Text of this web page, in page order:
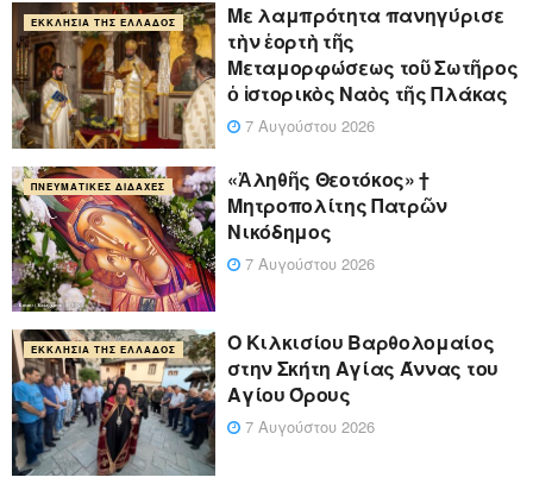
ΕΚΚΛΗΣΊΑ ΤΗΣ ΕΛΛΆΔΟΣ
Με λαμπρότητα πανηγύρισε
τὴν ἑορτὴ τῆς
Μεταμορφώσεως τοῦ Σωτῆρος
ὁ ἱστορικὸς Ναὸς τῆς Πλάκας
7 Αυγούστου 2026
ΠΝΕΥΜΑΤΙΚΈΣ ΔΙΔΑΧΈΣ
«Ἀληθῆς Θεοτόκος» †
Μητροπολίτης Πατρῶν
Νικόδημος
7 Αυγούστου 2026
ΕΚΚΛΗΣΊΑ ΤΗΣ ΕΛΛΆΔΟΣ
Ο Κιλκισίου Βαρθολομαίος
στην Σκήτη Αγίας Άννας του
Αγίου Όρους
7 Αυγούστου 2026